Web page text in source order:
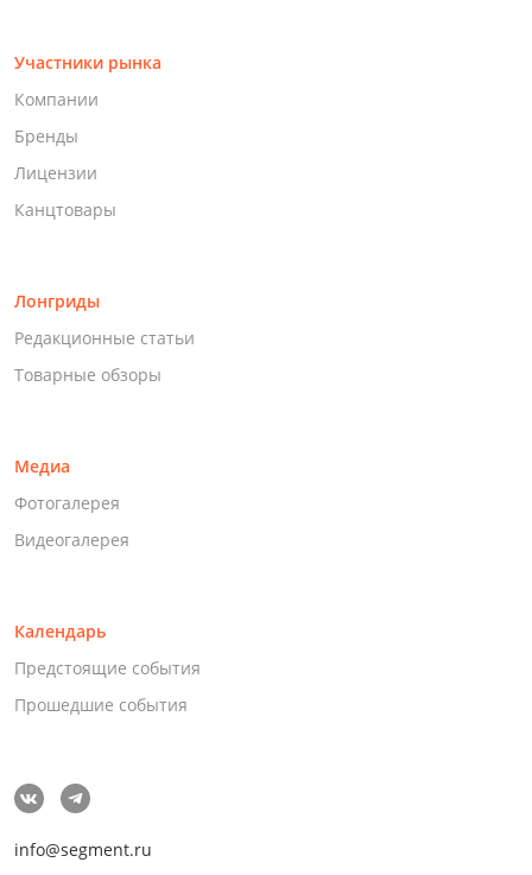
Участники рынка
Компании
Бренды
Лицензии
Канцтовары
Лонгриды
Редакционные статьи
Товарные обзоры
Медиа
Фотогалерея
Видеогалерея
Календарь
Предстоящие события
Прошедшие события
info@segment.ru